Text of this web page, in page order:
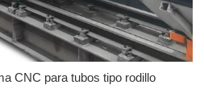
CNC para tubos tipo rodillo